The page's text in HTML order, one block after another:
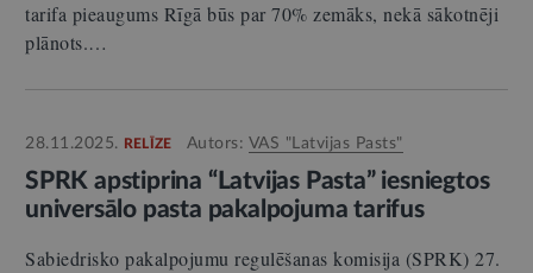
tarifa pieaugums Rīgā būs par 70% zemāks, nekā sākotnēji
plānots.…
28.11.2025. RELĪZE Autors: VAS "Latvijas Pasts"
SPRK apstiprina “Latvijas Pasta” iesniegtos
universālo pasta pakalpojuma tarifus
Sabiedrisko pakalpojumu regulēšanas komisija (SPRK) 27.